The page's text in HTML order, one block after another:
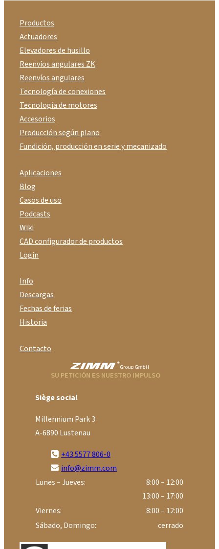
Productos
Actuadores
Elevadores de husillo
Reenvíos angulares ZK
Reenvíos angulares
Tecnología de conexiones
Tecnología de motores
Accesorios
Producción según plano
Fundición, producción en serie y mecanizado
Aplicaciones
Blog
Casos de uso
Podcasts
Wiki
CAD configurador de productos
Login
Info
Descargas
Fechas de ferias
Historia
Contacto
SU PETICIÓN ES NUESTRO IMPULSO
Siège social
Millennium Park 3
A-6890 Lustenau
+43 5577 806-0
info@zimm.com
Lunes – Jueves:
8:00 – 12:00
13:00 – 17:00
Viernes:
8:00 – 12:00
Sábado, Domingo:
cerrado